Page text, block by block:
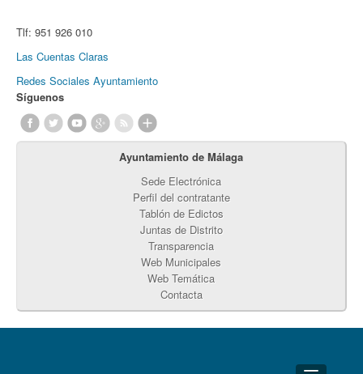
Tlf: 951 926 010
Las Cuentas Claras
Redes Sociales Ayuntamiento
Síguenos
Ayuntamiento de Málaga
Sede Electrónica
Perfil del contratante
Tablón de Edictos
Juntas de Distrito
Transparencia
Web Municipales
Web Temática
Contacta